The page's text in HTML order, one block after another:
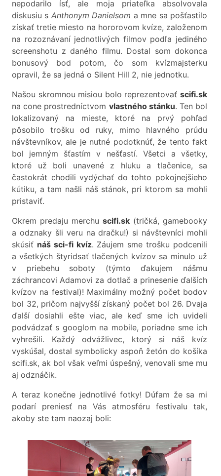
nepodarilo ísť, ale moja priateľka absolvovala
diskusiu s Anthonym Danielsom a mne sa pošťastilo
získať tretie miesto na hororovom kvíze, založenom
na rozoznávaní jednotlivých filmov podľa jediného
screenshotu z daného filmu. Dostal som dokonca
bonusový bod potom, čo som kvízmajsterku
opravil, že sa jedná o Silent Hill 2, nie jednotku.
Našou skromnou misiou bolo reprezentovať scifi.sk
na cone prostredníctvom vlastného stánku. Ten bol
lokalizovaný na mieste, ktoré na prvý pohľad
pôsobilo trošku od ruky, mimo hlavného prúdu
návštevníkov, ale je nutné podotknúť, že tento fakt
bol jemným šťastím v nešťastí. Všetci a všetky,
ktoré už boli unavené z hluku a tlačenice, sa
častokrát chodili vydýchať do tohto pokojnejšieho
kútiku, a tam našli náš stánok, pri ktorom sa mohli
pristaviť.
Okrem predaju merchu scifi.sk (tričká, gamebooky
a odznaky šli veru na dračku!) si návštevníci mohli
skúsiť náš sci-fi kvíz. Záujem sme trošku podcenili
a všetkých štyridsať tlačených kvízov sa minulo už
v priebehu soboty (týmto ďakujem nášmu
záchrancovi Adamovi za dotlač a prinesenie ďalších
kvízov na festival)! Maximálny možný počet bodov
bol 32, pričom najvyšší získaný počet bol 26. Dvaja
ďalší dosiahli ešte viac, ale keď sme ich uvideli
podvádzať s googlom na mobile, poriadne sme ich
vyhrešili. Každý odvážlivec, ktorý si náš kvíz
vyskúšal, dostal symbolicky aspoň žetón do košíka
scifi.sk, ak bol však veľmi úspešný, venovali sme mu
aj odznáčik.
A teraz konečne jednotlivé fotky! Dúfam že sa mi
podarí preniesť na Vás atmosféru festivalu tak,
akoby ste tam naozaj boli: